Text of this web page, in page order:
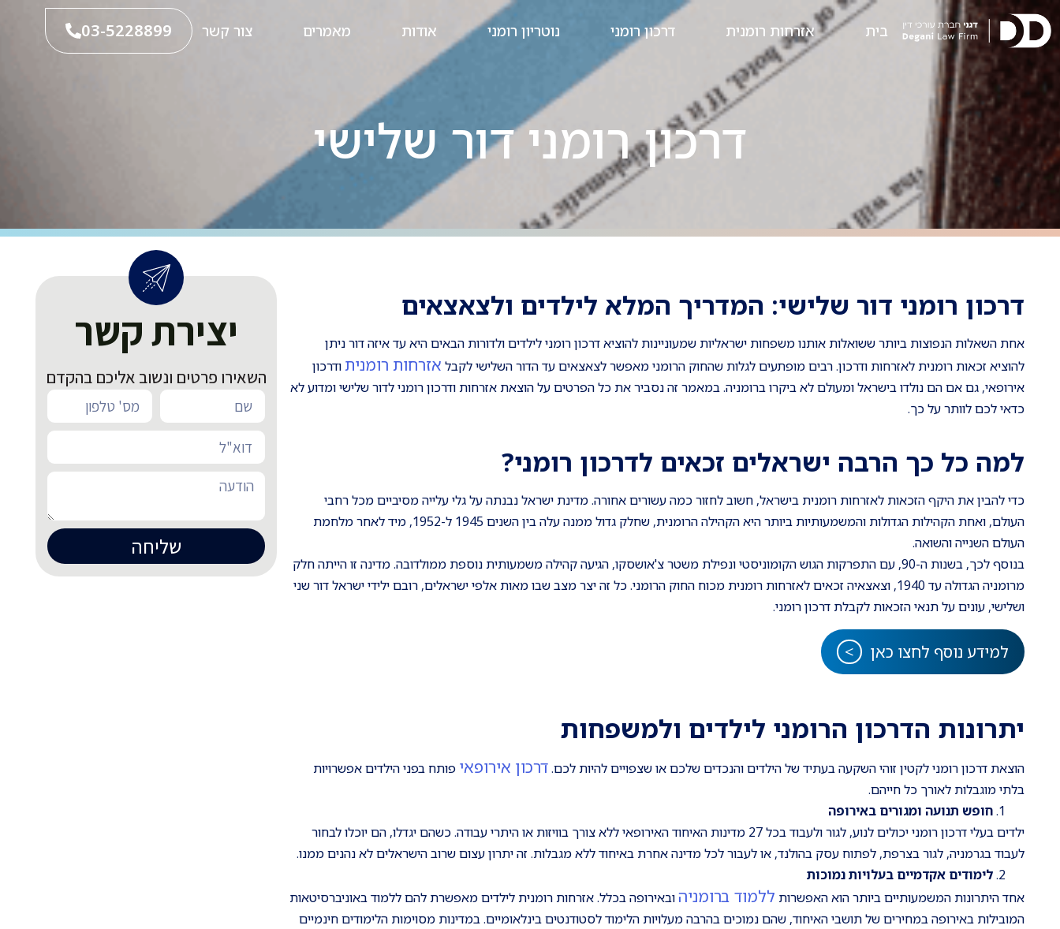
בית אזרחות רומנית דרכון רומני נוטריון רומני אודות מאמרים צור קשר 03-5228899
דרכון רומני דור שלישי
דרכון רומני דור שלישי: המדריך המלא לילדים ולצאצאים
אחת השאלות הנפוצות ביותר ששואלות אותנו משפחות ישראליות שמעוניינות להוציא דרכון רומני לילדים ולדורות הבאים היא עד איזה דור ניתן
להוציא זכאות רומנית לאזרחות ודרכון. רבים מופתעים לגלות שהחוק הרומני מאפשר לצאצאים עד הדור השלישי לקבל אזרחות רומניתודרכון
אירופאי, גם אם הם נולדו בישראל ומעולם לא ביקרו ברומניה. במאמר זה נסביר את כל הפרטים על הוצאת אזרחות ודרכון רומני לדור שלישי ומדוע לא
כדאי לכם לוותר על כך.
למה כל כך הרבה ישראלים זכאים לדרכון רומני?
כדי להבין את היקף הזכאות לאזרחות רומנית בישראל, חשוב לחזור כמה עשורים אחורה. מדינת ישראל נבנתה על גלי עלייה מסיביים מכל רחבי
העולם, ואחת הקהילות הגדולות והמשמעותיות ביותר היא הקהילה הרומנית, שחלק גדול ממנה עלה בין השנים 1945 ל-1952, מיד לאחר מלחמת
העולם השנייה והשואה.
בנוסף לכך, בשנות ה-90, עם התפרקות הגוש הקומוניסטי ונפילת משטר צ'אושסקו, הגיעה קהילה משמעותית נוספת ממולדובה. מדינה זו הייתה חלק
מרומניה הגדולה עד 1940, וצאצאיה זכאים לאזרחות רומנית מכוח החוק הרומני. כל זה יצר מצב שבו מאות אלפי ישראלים, רובם ילידי ישראל דור שני
ושלישי, עונים על תנאי הזכאות לקבלת דרכון רומני.
למידע נוסף לחצו כאן
יתרונות הדרכון הרומני לילדים ולמשפחות
הוצאת דרכון רומני לקטין זוהי השקעה בעתיד של הילדים והנכדים שלכם או שצפויים להיות לכם.דרכון אירופאי פותח בפני הילדים אפשרויות
בלתי מוגבלות לאורך כל חייהם.
חופש תנועה ומגורים באירופה
ילדים בעלי דרכון רומני יכולים לנוע, לגור ולעבוד בכל 27 מדינות האיחוד האירופאי ללא צורך בוויזות או היתרי עבודה. כשהם יגדלו, הם יוכלו לבחור
לעבוד בגרמניה, לגור בצרפת, לפתוח עסק בהולנד, או לעבור לכל מדינה אחרת באיחוד ללא מגבלות. זה יתרון עצום שרוב הישראלים לא נהנים ממנו.
לימודים אקדמיים בעלויות נמוכות
אחד היתרונות המשמעותיים ביותר הוא האפשרות ללמוד ברומניהובאירופה בכלל. אזרחות רומנית לילדים מאפשרת להם ללמוד באוניברסיטאות
המובילות באירופה במחירים של תושבי האיחוד, שהם נמוכים בהרבה מעלויות הלימוד לסטודנטים בינלאומיים. במדינות מסוימות הלימודים חינמיים
יצירת קשר
השאירו פרטים ונשוב אליכם בהקדם
שליחה